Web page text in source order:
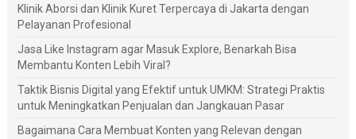
Klinik Aborsi dan Klinik Kuret Terpercaya di Jakarta dengan
Pelayanan Profesional
Jasa Like Instagram agar Masuk Explore, Benarkah Bisa
Membantu Konten Lebih Viral?
Taktik Bisnis Digital yang Efektif untuk UMKM: Strategi Praktis
untuk Meningkatkan Penjualan dan Jangkauan Pasar
Bagaimana Cara Membuat Konten yang Relevan dengan